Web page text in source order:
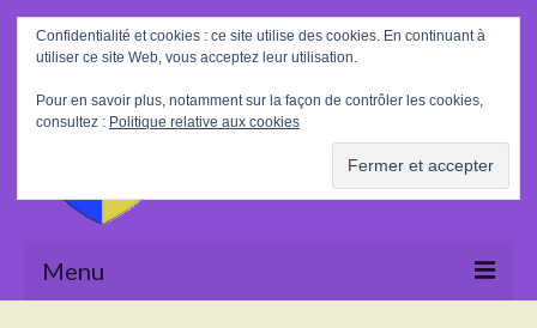
Rechercher
:
Menu
Confidentialité et cookies : ce site utilise des cookies. En continuant à
utiliser ce site Web, vous acceptez leur utilisation.
Pour en savoir plus, notamment sur la façon de contrôler les cookies,
consultez : Politique relative aux cookies